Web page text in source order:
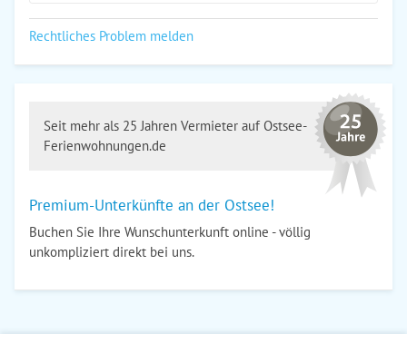
Rechtliches Problem melden
Seit mehr als 25 Jahren Vermieter auf Ostsee-
Ferienwohnungen.de
Premium-Unterkünfte an der Ostsee!
Buchen Sie Ihre Wunschunterkunft online - völlig
unkompliziert direkt bei uns.